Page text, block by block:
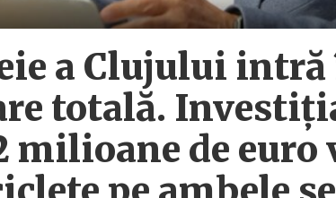
a Clujului
totală.
milioane de euro